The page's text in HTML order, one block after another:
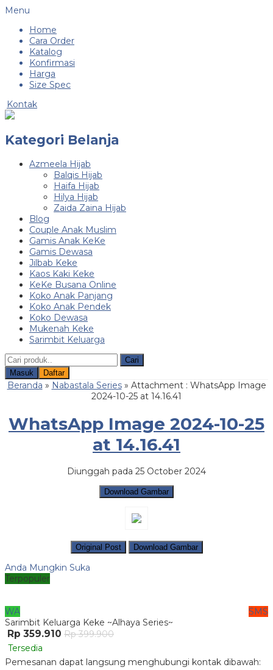
Menu
Home
Cara Order
Katalog
Konfirmasi
Harga
Size Spec
Kontak
Kategori Belanja
Azmeela Hijab
Balqis Hijab
Haifa Hijab
Hilya Hijab
Zaida Zaina Hijab
Blog
Couple Anak Muslim
Gamis Anak KeKe
Gamis Dewasa
Jilbab Keke
Kaos Kaki Keke
KeKe Busana Online
Koko Anak Panjang
Koko Anak Pendek
Koko Dewasa
Mukenah Keke
Sarimbit Keluarga
Cari
Masuk
Daftar
Beranda » Nabastala Series» Attachment : WhatsApp Image
2024-10-25 at 14.16.41
WhatsApp Image 2024-10-25
at 14.16.41
Diunggah pada 25 October 2024
Download Gambar
Original Post Download Gambar
Anda Mungkin Suka
Terpopuler
WA
SMS
Sarimbit Keluarga Keke ~Alhaya Series~
Rp 359.910 Rp 399.900
Tersedia
Pemesanan dapat langsung menghubungi kontak dibawah: